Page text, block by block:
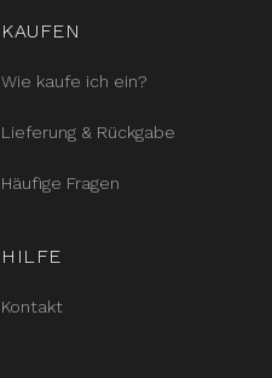
KAUFEN
Wie kaufe ich ein?
Lieferung & Rückgabe
Häufige Fragen
HILFE
Kontakt